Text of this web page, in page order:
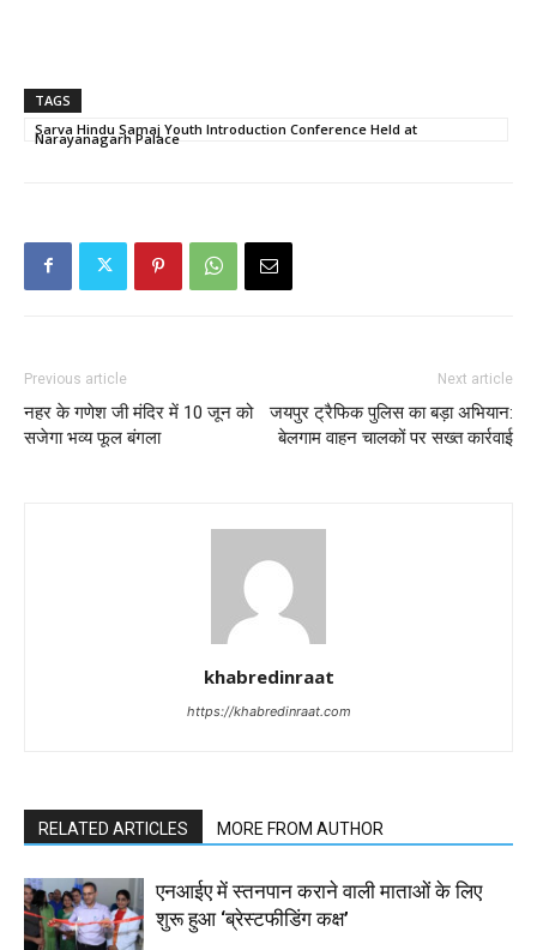
TAGS
Sarva Hindu Samaj Youth Introduction Conference Held at
Narayanagarh Palace
Previous article
नहर के गणेश जी मंदिर में 10 जून को
सजेगा भव्य फूल बंगला
Next article
जयपुर ट्रैफिक पुलिस का बड़ा अभियान:
बेलगाम वाहन चालकों पर सख्त कार्रवाई
khabredinraat
https://khabredinraat.com
RELATED ARTICLES MORE FROM AUTHOR
एनआईए में स्तनपान कराने वाली माताओं के लिए
शुरू हुआ ‘ब्रेस्टफीडिंग कक्ष’